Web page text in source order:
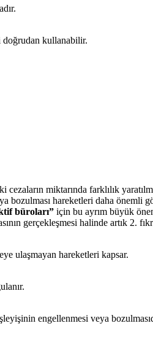
kullanabilir.
miktarında farklılık
hareketleri daha önemli
büroları” için bu ayrım büyük
gerçekleşmesi halinde artık 2.
ulaşmayan hareketleri kapsar.
engellenmesi veya